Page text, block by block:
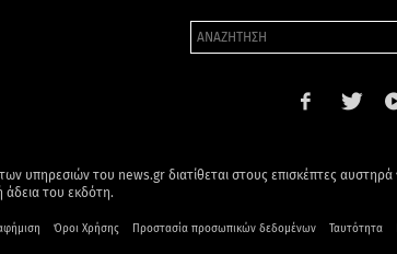
υπηρεσιών του news.gr διατίθεται στους επισκέπτες
άδεια του εκδότη.
Όροι Χρήσης Προστασία προσωπικών δεδομένων Ταυτότητα